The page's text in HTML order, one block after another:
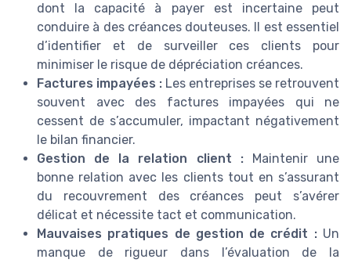
dont la capacité à payer est incertaine peut
conduire à des créances douteuses. Il est essentiel
d’identifier et de surveiller ces clients pour
minimiser le risque de dépréciation créances.
Factures impayées : Les entreprises se retrouvent
souvent avec des factures impayées qui ne
cessent de s’accumuler, impactant négativement
le bilan financier.
Gestion de la relation client :Maintenir une
bonne relation avec les clients tout en s’assurant
du recouvrement des créances peut s’avérer
délicat et nécessite tact et communication.
Mauvaises pratiques de gestion de crédit :Un
manque de rigueur dans l’évaluation de la